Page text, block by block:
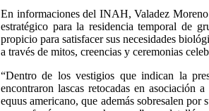
En informaciones del INAH, Valadez
estratégico para la residencia temporal de
propicio para satisfacer sus necesidades
a través de mitos, creencias y ceremonias
“Dentro de los vestigios que indican la
encontraron lascas retocadas en asociación
equus americano, que además sobresalen